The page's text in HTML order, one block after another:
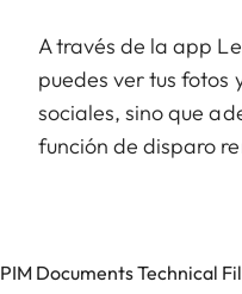
A través de la app
puedes ver tus fotos
sociales, sino que
función de disparo
PIM Documents Technical